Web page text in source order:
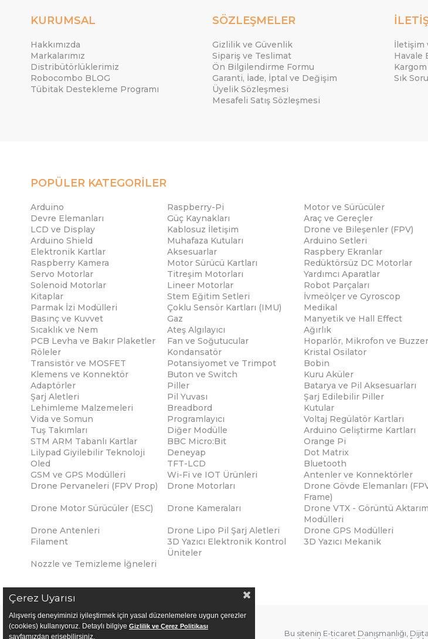
KURUMSAL
Hakkımızda
Markalarımız
Distribütörlüklerimiz
Robocombo BLOG
Tübitak Destekleme Programı
SÖZLEŞMELER
Gizlilik ve Güvenlik
Sipariş ve Teslimat
Ön Bilgilendirme Formu
Garanti, İade, İptal ve Değişim
Üyelik Sözleşmesi
Mesafeli Satış Sözleşmesi
İletişim
Havale
Sık
POPÜLER KATEGORİLER
Arduino Raspberry-Pi Motor ve Sürücüler
Devre Elemanları
Güç Kaynakları Araç ve Gereçler
LCD ve Display
Kablosuz İletişim Drone ve Bileşenler (FPV)
Arduino Shield
Muhafaza Kutuları Arduino Setleri
Elektronik Kartlar
Aksesuarlar Raspbery Ekranlar
Raspberry Kamera
Motor Sürücü Kartları Redüktörsüz DC Motorlar
Servo Motorlar
Titreşim Motorları Yardımcı Aparatlar
Solenoid Motorlar
Lineer Motorlar Robot Parçaları
Kitaplar
Stem Eğitim Setleri İvmeölçer ve Gyroscop
Parmak İzi Modülleri
Çoklu Sensör Kartları (IMU) Medikal
Basınç ve Kuvvet
Gaz Manyetik ve Hall Effect
Sıcaklık ve Nem
Ateş Algılayıcı Ağırlık
PCB Levha ve Bakır Plaketler
Fan ve Soğutucular Hoparlör, Mikrofon ve Buzzer
Röleler
Kondansatör Kristal Osilator
Transistör ve MOSFET
Potansiyomet ve Trimpot Bobin
Klemens ve Konnektör
Buton ve Switch Kuru Aküler
Adaptörler
Piller Batarya ve Pil Aksesuarları
Şarj Aletleri
Pil Yuvası Şarj Edilebilir Piller
Lehimleme Malzemeleri
Breadbord Kutular
Vida ve Somun
Programlayıcı Voltaj Regülatör Kartları
Tuş Takımları
Diğer Modülle Arduino Geliştirme Kartları
STM ARM Tabanlı Kartlar
BBC Micro:Bit Orange Pi
Lilypad Giyilebilir Teknoloji
Deneyap Dot Matrix
Oled
TFT-LCD Bluetooth
GSM ve GPS Modülleri
Wi-Fi ve IOT Ürünleri Antenler ve Konnektörler
Drone Pervaneleri (FPV Prop)
Drone Motorları
Drone Gövde Elemanları
Frame)
Drone Motor Sürücüler (ESC) Drone Kameraları
Drone VTX - Görüntü Aktarım
Modülleri
Drone Antenleri
Drone Lipo Pil Şarj Aletleri Drone GPS Modülleri
Filament
3D Yazıcı Elektronik Kontrol
Üniteler
3D Yazıcı Mekanik
Nozzle ve Temizleme İğneleri
Bu sitenin E-ticaret Danışmanlığı
Çerez Uyarısı
Alışveriş deneyiminizi iyileştirmek için yasal düzenlemelere uygun çerezler
(cookies) kullanıyoruz. Detaylı bilgiye Gizlilik ve Çerez Politikası
sayfamızdan erişebilirsiniz.